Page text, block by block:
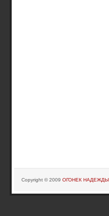
Copyright © 2009 ОГОНЕК НАДЕЖДЫ